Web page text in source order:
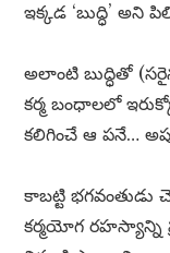
ఇక్కడ ‘బుద్ధి’ అని
అలాంటి బుద్ధితో
కర్మ బంధాలలో
కలిగించే ఆ పనే…
కాబట్టి భగవంతుడు
కర్మయోగ రహస్యాన్ని